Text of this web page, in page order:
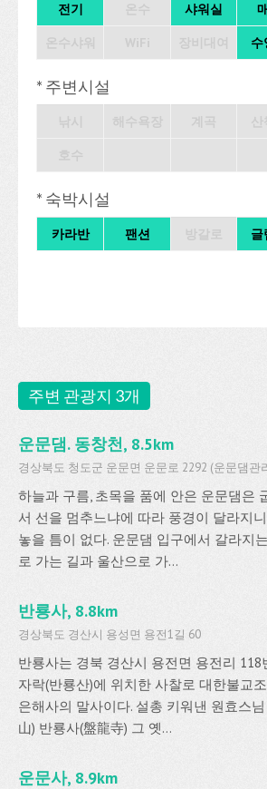
전기 샤워실
수
* 주변시설
* 숙박시설
카라반 팬션 글
주변 관광지 3개
운문댐. 동창천, 8.5km
경상북도 청도군 운문면 운문로 2292 (운문댐관
하늘과 구름, 초목을 품에 안은 운문댐은
서 선을 멈추느냐에 따라 풍경이 달라지
놓을 틈이 없다. 운문댐 입구에서 갈라지
로 가는 길과 울산으로 가...
반룡사, 8.8km
경상북도 경산시 용성면 용전1길 60
반룡사는 경북 경산시 용전면 용전리
자락(반룡산)에 위치한 사찰로 대한불교
은해사의 말사이다. 설총 키워낸 원효스
山) 반룡사(盤龍寺) 그 옛...
운문사, 8.9km